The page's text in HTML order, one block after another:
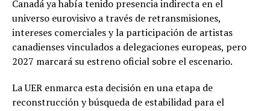
Canadá ya había tenido presencia indirecta en el
universo eurovisivo a través de retransmisiones,
intereses comerciales y la participación de artistas
canadienses vinculados a delegaciones europeas, pero
2027 marcará su estreno oficial sobre el escenario.
La UER enmarca esta decisión en una etapa de
reconstrucción y búsqueda de estabilidad para el